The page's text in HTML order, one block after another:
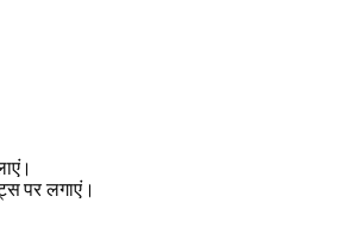
पर लगाएं।